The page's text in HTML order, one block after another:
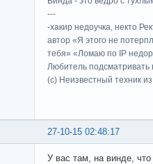
---
-хакир недоучка, некто
автор «Я этого не
тебя» «Ломаю по IP
Любитель подсматривать
(c) Неизвестный техник
27-10-15 02:48:17
У вас там, на винде,